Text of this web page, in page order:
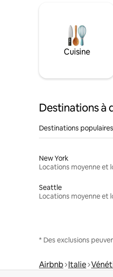
Cuisine
Destinations à
Destinations
New York
Seattle
* Des exclusions
Airbnb Italie